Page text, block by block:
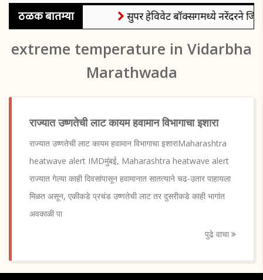
ठळक बातम्या सुपर हेविवेट बॉक्सिंगमध्ये नरेंदरने
extreme temperature in Vidarbha
Marathwada
राज्यात उष्णतेची लाट कायम हवामान विभागाचा इशारा
राज्यात उष्णतेची लाट कायम हवामान विभागाचा इशाराMaharashtra
heatwave alert IMDमुंबई, Maharashtra heatwave alert
राज्यात गेल्या काही दिवसांपासून हवामानात सातत्याने चढ-उतार पाहायला
मिळत असून, एकीकडे प्रचंड उष्णतेची लाट तर दुसरीकडे काही भागांत
अवकाळी पा
पुढे वाचा